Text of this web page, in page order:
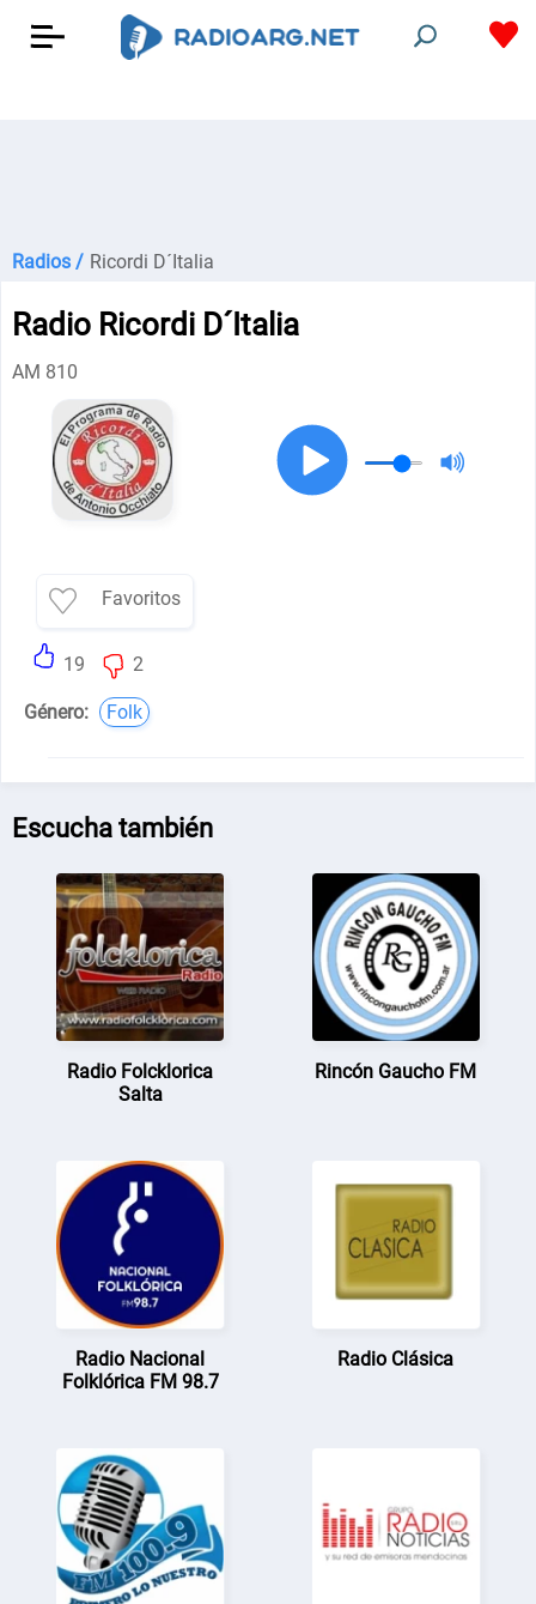
Radios / Ricordi D´Italia
Radio Ricordi D´Italia
AM 810
Favoritos
19 2
Género: Folk
Escucha también
Radio Folcklorica
Salta
Rincón Gaucho FM
Radio Nacional
Folklórica FM 98.7
Radio Clásica